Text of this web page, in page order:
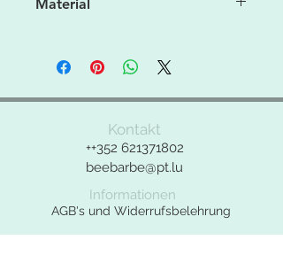
Bildschirmeinstellung können die
abweichen.
Kontaktformular benutzen.
Material
° feste Filzqualität
Kontakt
++352 621371802
beebarbe@pt.lu
Informationen
AGB's und Widerrufsbelehrung